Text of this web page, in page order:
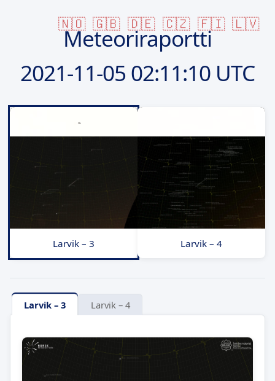
🇳🇴 🇬🇧 🇩🇪 🇨🇿 🇫🇮 🇱🇻
Meteoriraportti
2021-11-05 02:11:10 UTC
Larvik – 3 Larvik – 4
Larvik – 3 Larvik – 4